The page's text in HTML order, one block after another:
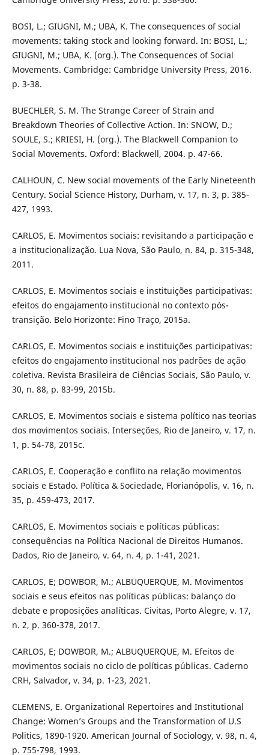
BOSI, L.; GIUGNI, M.; UBA, K. The consequences of social
movements: taking stock and looking forward. In: BOSI, L.;
GIUGNI, M.; UBA, K. (org.). The Consequences of Social
Movements. Cambridge: Cambridge University Press, 2016.
p. 3-38.
BUECHLER, S. M. The Strange Career of Strain and
Breakdown Theories of Collective Action. In: SNOW, D.;
SOULE, S.; KRIESI, H. (org.). The Blackwell Companion to
Social Movements. Oxford: Blackwell, 2004. p. 47-66.
CALHOUN, C. New social movements of the Early Nineteenth
Century. Social Science History, Durham, v. 17, n. 3, p. 385-
427, 1993.
CARLOS, E. Movimentos sociais: revisitando a participação e
a institucionalização. Lua Nova, São Paulo, n. 84, p. 315-348,
2011.
CARLOS, E. Movimentos sociais e instituições participativas:
efeitos do engajamento institucional no contexto pós-
transição. Belo Horizonte: Fino Traço, 2015a.
CARLOS, E. Movimentos sociais e instituições participativas:
efeitos do engajamento institucional nos padrões de ação
coletiva. Revista Brasileira de Ciências Sociais, São Paulo, v.
30, n. 88, p. 83-99, 2015b.
CARLOS, E. Movimentos sociais e sistema político nas teorias
dos movimentos sociais. Interseções, Rio de Janeiro, v. 17, n.
1, p. 54-78, 2015c.
CARLOS, E. Cooperação e conflito na relação movimentos
sociais e Estado. Política & Sociedade, Florianópolis, v. 16, n.
35, p. 459-473, 2017.
CARLOS, E. Movimentos sociais e políticas públicas:
consequências na Política Nacional de Direitos Humanos.
Dados, Rio de Janeiro, v. 64, n. 4, p. 1-41, 2021.
CARLOS, E; DOWBOR, M.; ALBUQUERQUE, M. Movimentos
sociais e seus efeitos nas políticas públicas: balanço do
debate e proposições analíticas. Civitas, Porto Alegre, v. 17,
n. 2, p. 360-378, 2017.
CARLOS, E; DOWBOR, M.; ALBUQUERQUE, M. Efeitos de
movimentos sociais no ciclo de políticas públicas. Caderno
CRH, Salvador, v. 34, p. 1-23, 2021.
CLEMENS, E. Organizational Repertoires and Institutional
Change: Women’s Groups and the Transformation of U.S
Politics, 1890-1920. American Journal of Sociology, v. 98, n. 4,
p. 755-798, 1993.